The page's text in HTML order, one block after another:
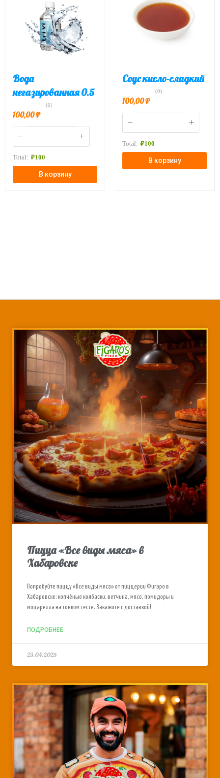
Вода
негазированная 0.5
(0)
100,00₽
Total: ₽100
В корзину
Соус кисло-сладкий
(0)
100,00₽
Total: ₽100
В корзину
Пицца «Все виды мяса» в
Хабаровске
Попробуйте пиццу «Все виды мяса» от пиццерии Фигаро в
Хабаровске: копчёные колбаски, ветчина, мясо, помидоры и
моцарелла на тонком тесте. Закажите с доставкой!
ПОДРОБНЕЕ
23.04.2025